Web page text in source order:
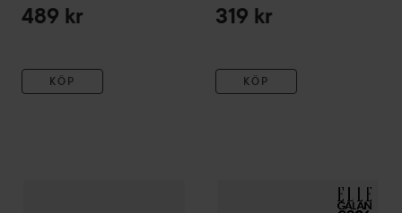
489 kr
KÖP
319 kr
KÖP
Néroli & Orchidée
L'Occitane en Provence